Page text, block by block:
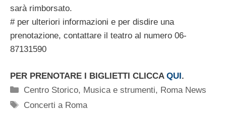
sarà rimborsato.
# per ulteriori informazioni e per disdire una
prenotazione, contattare il teatro al numero 06-
87131590
PER PRENOTARE I BIGLIETTI CLICCA QUI.
Categorie
Centro Storico, Musica e strumenti, Roma News
Tag
Concerti a Roma